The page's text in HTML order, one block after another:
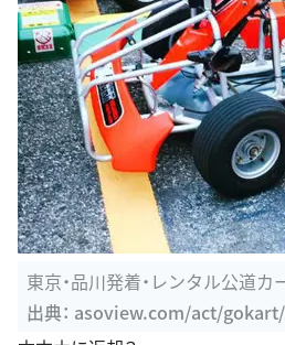
東京・品川発着・レンタル公道カ
タル公道カート ...
出典： asoview.com/act/